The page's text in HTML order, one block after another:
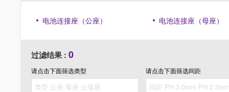
电池连接座（公座） 电池连接座（母座）
过滤结果 : 0
请点击下面筛选类型 请点击下面筛选间距